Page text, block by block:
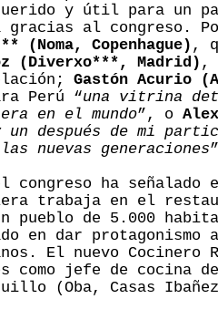
y útil para un
gracias al congreso.
(Noma, Copenhague) ,
(Diverxo***, Madrid) ,
Gastón Acurio
Perú “una vitrina
en el mundo”, o
después de mi
nuevas generaciones
congreso ha señalado
trabaja en el
pueblo de 5.000
en dar protagonismo
El nuevo Cocinero
jefe de cocina de
(Oba, Casas